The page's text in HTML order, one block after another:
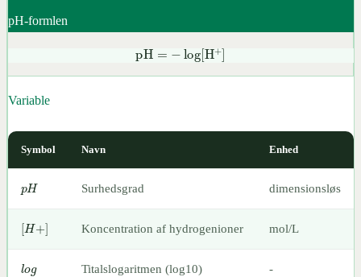
pH-formlen
Variable
Symbol Navn Enhed
Surhedsgrad dimensionsløs
[H ] Koncentration af hydrogenioner mol/L
Titalslogaritmen (log10) -